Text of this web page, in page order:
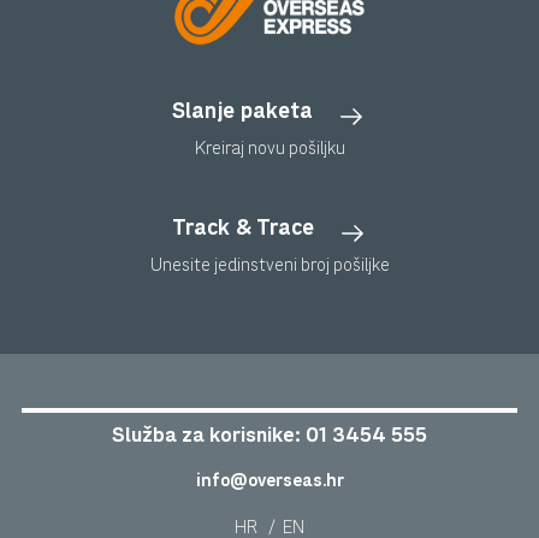
Slanje paketa
Kreiraj novu pošiljku
Track & Trace
Unesite jedinstveni broj pošiljke
Služba za korisnike: 01 3454 555
info@overseas.hr
HR / EN